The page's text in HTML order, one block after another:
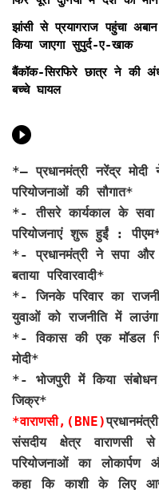
झांसी से प्रयागराज पहुंचा
किया जाएगा सुपुर्द-ए-खाक
बैंकॉक-सिरफिरे छात्र ने की
बच्चे घायल
*– प्रधानमंत्री नरेंद्र
परियोजनाओं की सौगात*
*- तीसरे कार्यकाल के
परियोजनाएं शुरू हुईं :
*- प्रधानमंत्री ने सपा और
बताया परिवारवादी*
*- जिनके परिवार का
युवाओं को राजनीति में
*- विकास की एक मॉडल
मोदी*
*-
भोजपुरी में किया
जिक्र*
*वाराणसी,(BNE)
संसदीय क्षेत्र
परियोजनाओं का लोकार्पण
कहा कि काशी के लिए